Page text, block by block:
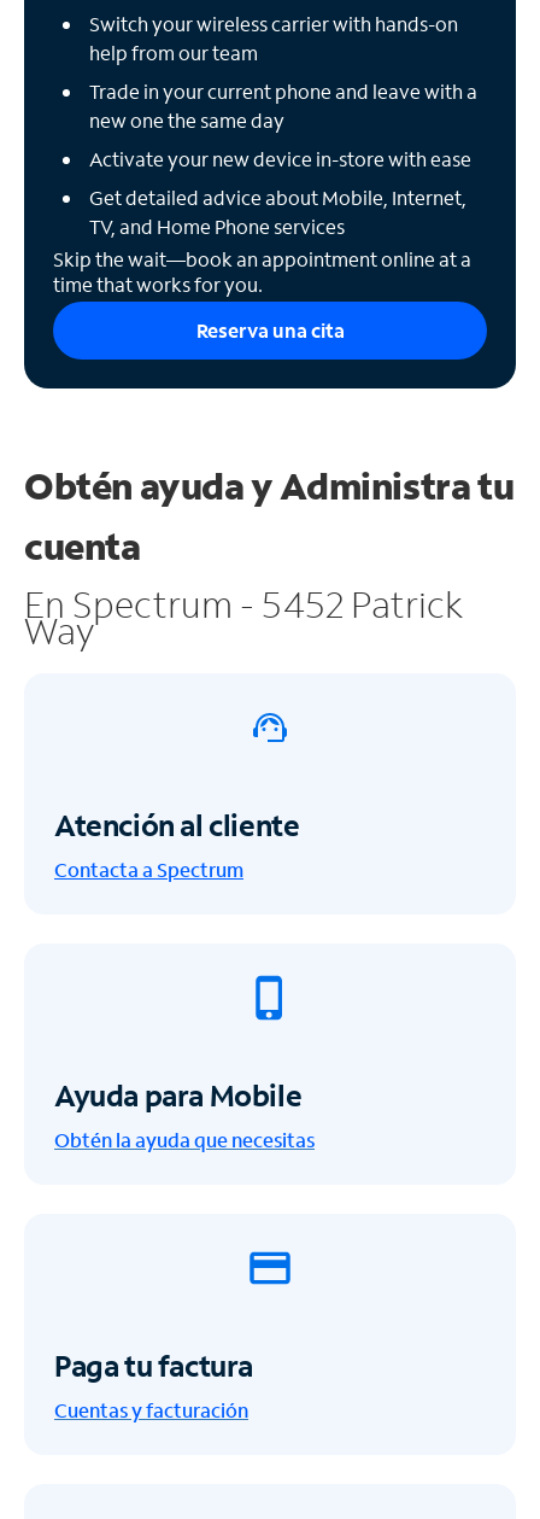
Switch your wireless carrier with hands-on
help from our team
Trade in your current phone and leave with a
new one the same day
Activate your new device in-store with ease
Get detailed advice about Mobile, Internet,
TV, and Home Phone services
Skip the wait—book an appointment online at a
time that works for you.
Reserva una cita
Obtén ayuda yAdministra tu
cuenta
En Spectrum - 5452 Patrick
Way
Atención al cliente
Contacta a Spectrum
Ayuda para Mobile
Obtén la ayuda que necesitas
Paga tu factura
Cuentas y facturación